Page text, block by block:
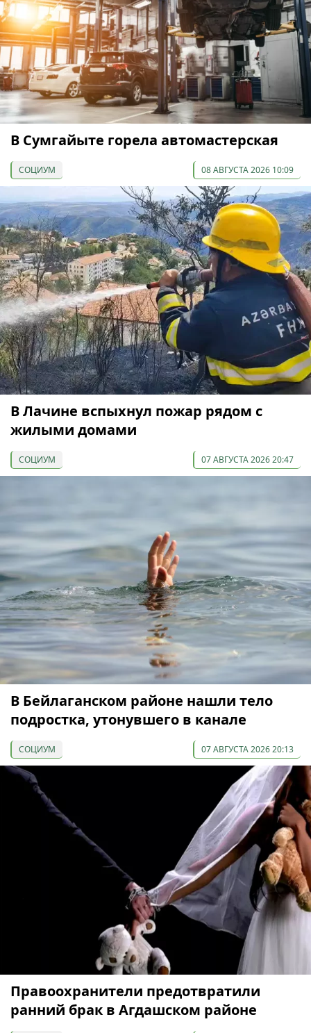
В Сумгайыте горела автомастерская
СОЦИУМ 08 АВГУСТА 2026 10:09
В Лачине вспыхнул пожар рядом с
жилыми домами
СОЦИУМ 07 АВГУСТА 2026 20:47
В Бейлаганском районе нашли тело
подростка, утонувшего в канале
СОЦИУМ 07 АВГУСТА 2026 20:13
Правоохранители предотвратили
ранний брак в Агдашском районе